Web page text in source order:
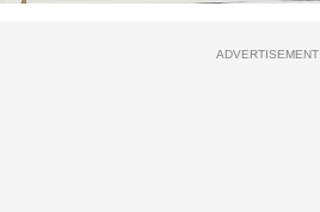
ADVERTISEMENT